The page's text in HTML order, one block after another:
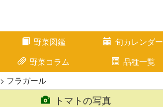
野菜図鑑 旬カレンダー
野菜コラム 品種一覧
> フラガール
トマトの写真